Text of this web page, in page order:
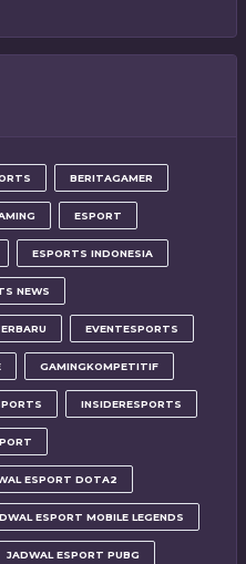
BERITAGAMER
ESPORT
ESPORTS INDONESIA
NEWS
EVENTESPORTS
GAMINGKOMPETITIF
INSIDERESPORTS
ESPORT DOTA2
ESPORT MOBILE LEGENDS
JADWAL ESPORT PUBG